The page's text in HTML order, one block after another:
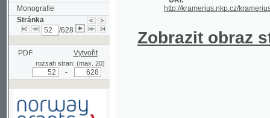
Stránka
/628
PDF Vytvořit
rozsah stran: (max. 20)